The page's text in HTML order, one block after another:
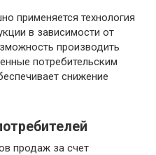
применяется технология
в зависимости от
производить
потребительским
снижение
продаж за счет